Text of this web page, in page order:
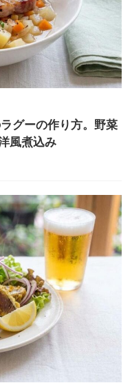
グーの作り方。野菜
風煮込み